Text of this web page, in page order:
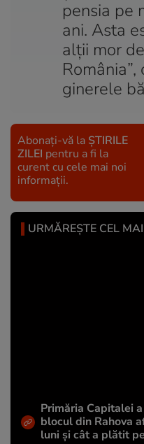
pensia pe
ani. Asta
alţii mor
ginerele
Abonați-vă la ȘTIRILE
ZILEI pentru a fi la
curent cu cele mai noi
informații.
URMĂREȘTE CEL
Primăria Capitalei
blocul din Rahova
luni și cât a plătit